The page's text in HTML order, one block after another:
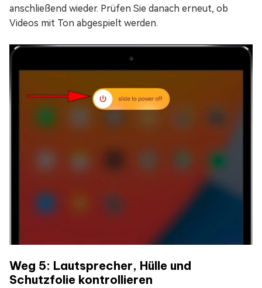
anschließend wieder. Prüfen Sie danach erneut, ob
Videos mit Ton abgespielt werden.
Weg 5: Lautsprecher, Hülle und
Schutzfolie kontrollieren